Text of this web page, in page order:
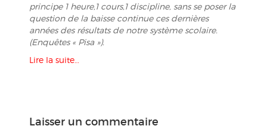
principe 1 heure,1 cours,1 discipline, sans se poser la
question de la baisse continue ces dernières
années des résultats de notre système scolaire.
(Enquêtes « Pisa »).
Lire la suite…
Laisser un commentaire